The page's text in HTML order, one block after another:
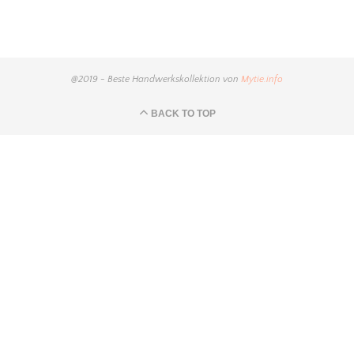
@2019 - Beste Handwerkskollektion von Mytie.info
BACK TO TOP